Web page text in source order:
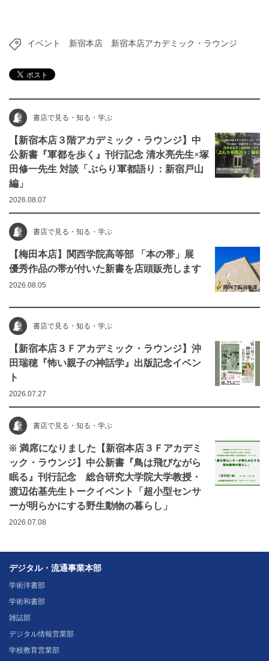
イベント 新宿本店 新宿本店アカデミック・ラウンジ
書店で見る・知る・学ぶ
【新宿本店３階アカデミック・ラウンジ】中
公新書『軍都を歩く』刊行記念 清水亮先生×塚
田修一先生 対談「ぶらり軍都語り：新宿戸山
編」
2026.08.07
書店で見る・知る・学ぶ
【梅田本店】関西学院高等部 「本の帯」展
優秀作品の帯が付いた新書を店頭販売します
2026.08.05
書店で見る・知る・学ぶ
【新宿本店３Ｆアカデミック・ラウンジ】沖
田瑞穂『怖い親子の神話学』出版記念イベン
ト
2026.07.27
書店で見る・知る・学ぶ
※ 満席になりました【新宿本店３Ｆアカデミ
ック・ラウンジ】中公新書『鳥は飛びながら
眠る』刊行記念 総合研究大学院大学教授・
渡辺佑基先生トークイベント「超小型センサ
ーが明らかにする野生動物の暮らし」
2026.07.08
デジタル・流通事業本部
学術洋書部
学術和書部
雑誌部
デジタル情報営業部
学校教育営業部